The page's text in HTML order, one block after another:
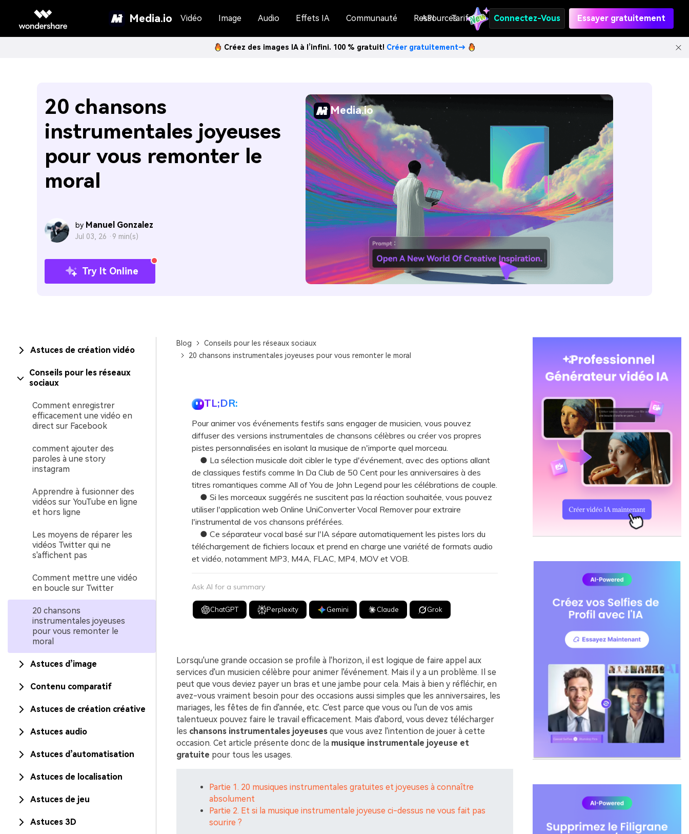
Media.io Vidéo Image Audio Effets IA Communauté Ressources
API Tarifs Connectez-Vous Essayer gratuitement
Créez des images IA à l’infini. 100 % gratuit! Créer gratuitement→
20 chansons
instrumentales joyeuses
pour vous remonter le
moral
by Manuel Gonzalez
Jul 03, 26 · 9 min(s)
Try It Online
Media.io
Astuces de création vidéo
Conseils pour les réseaux
sociaux
Comment enregistrer
efficacement une vidéo en
direct sur Facebook
comment ajouter des
paroles à une story
instagram
Apprendre à fusionner des
vidéos sur YouTube en ligne
et hors ligne
Les moyens de réparer les
vidéos Twitter qui ne
s'affichent pas
Comment mettre une vidéo
en boucle sur Twitter
20 chansons
instrumentales joyeuses
pour vous remonter le
moral
Astuces d’image
Contenu comparatif
Astuces de création créative
Astuces audio
Astuces d’automatisation
Astuces de localisation
Astuces de jeu
Astuces 3D
Blog
Conseils pour les réseaux sociaux
20 chansons instrumentales joyeuses pour vous remonter le moral
TL;DR:
Pour animer vos événements festifs sans engager de musicien, vous pouvez
diffuser des versions instrumentales de chansons célèbres ou créer vos propres
pistes personnalisées en isolant la musique de n'importe quel morceau.
● La sélection musicale doit cibler le type d'événement, avec des options allant
de classiques festifs comme In Da Club de 50 Cent pour les anniversaires à des
titres romantiques comme All of You de John Legend pour les célébrations de couple.
● Si les morceaux suggérés ne suscitent pas la réaction souhaitée, vous pouvez
utiliser l'application web Online UniConverter Vocal Remover pour extraire
l'instrumental de vos chansons préférées.
● Ce séparateur vocal basé sur l'IA sépare automatiquement les pistes lors du
téléchargement de fichiers locaux et prend en charge une variété de formats audio
et vidéo, notamment MP3, M4A, FLAC, MP4, MOV et VOB.
Ask AI for a summary
ChatGPT Perplexity Gemini Claude Grok
Lorsqu'une grande occasion se profile à l'horizon, il est logique de faire appel aux
services d'un musicien célèbre pour animer l'événement. Mais il y a un problème. Il se
peut que vous deviez payer un bras et une jambe pour cela. Mais à bien y réfléchir, en
avez-vous vraiment besoin pour des occasions aussi simples que les anniversaires, les
mariages, les fêtes de fin d'année, etc. C'est parce que vous ou l'un de vos amis
talentueux pouvez faire le travail efficacement. Mais d'abord, vous devez télécharger
les chansons instrumentales joyeuses que vous avez l'intention de jouer à cette
occasion. Cet article présente donc de la musique instrumentale joyeuse et
gratuite pour tous les usages.
Partie 1. 20 musiques instrumentales gratuites et joyeuses à connaître
absolument
Partie 2. Et si la musique instrumentale joyeuse ci-dessus ne vous fait pas
sourire ?